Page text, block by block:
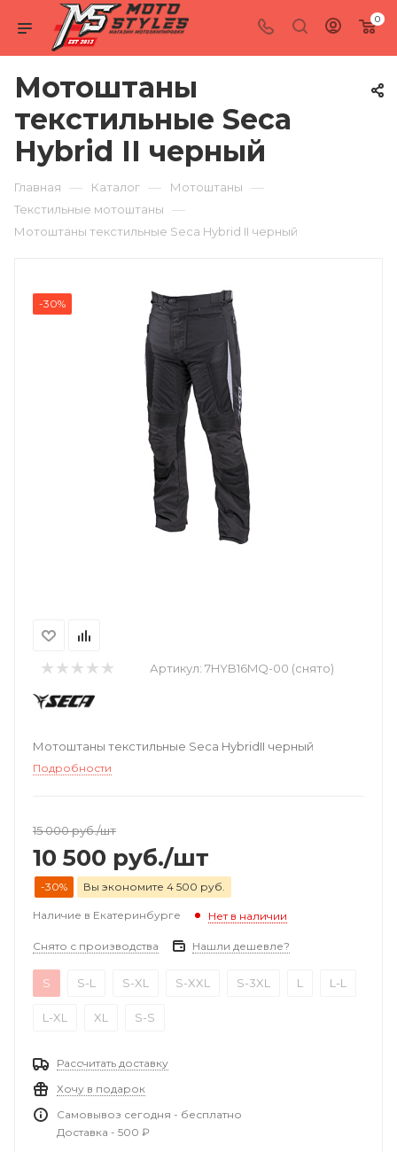
0
Мотоштаны
текстильные Seca
Hybrid II черный
Главная — Каталог — Мотоштаны —
Текстильные мотоштаны —
Мотоштаны текстильные Seca Hybrid II черный
-30%
Артикул: 7HYB16MQ-00 (снято)
Мотоштаны текстильные Seca HybridII черный
Подробности
15 000руб./шт
10 500 руб./шт
-30% Вы экономите 4 500 руб.
Наличие в Екатеринбурге Нет в наличии
Снято с производства Нашли дешевле?
S S-L S-XL S-XXL S-3XL L L-L
L-XL XL S-S
Рассчитать доставку
Хочу в подарок
Самовывоз сегодня - бесплатно
Доставка - 500 ₽